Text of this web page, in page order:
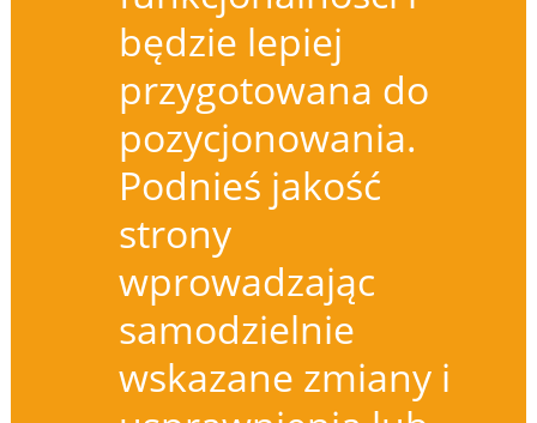
będzie lepiej
przygotowana do
pozycjonowania.
Podnieś jakość
strony
wprowadzając
samodzielnie
wskazane zmiany i